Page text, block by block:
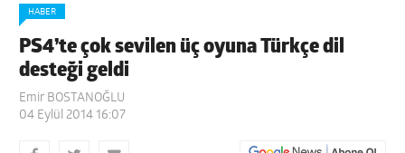
HABER
PS4’te çok sevilen üç oyuna Türkçe dil
desteği geldi
Emir BOSTANOĞLU
04 Eylül 2014 16:07